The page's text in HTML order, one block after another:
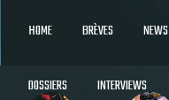
HOME BRÈVES NEWS
DOSSIERS INTERVIEWS